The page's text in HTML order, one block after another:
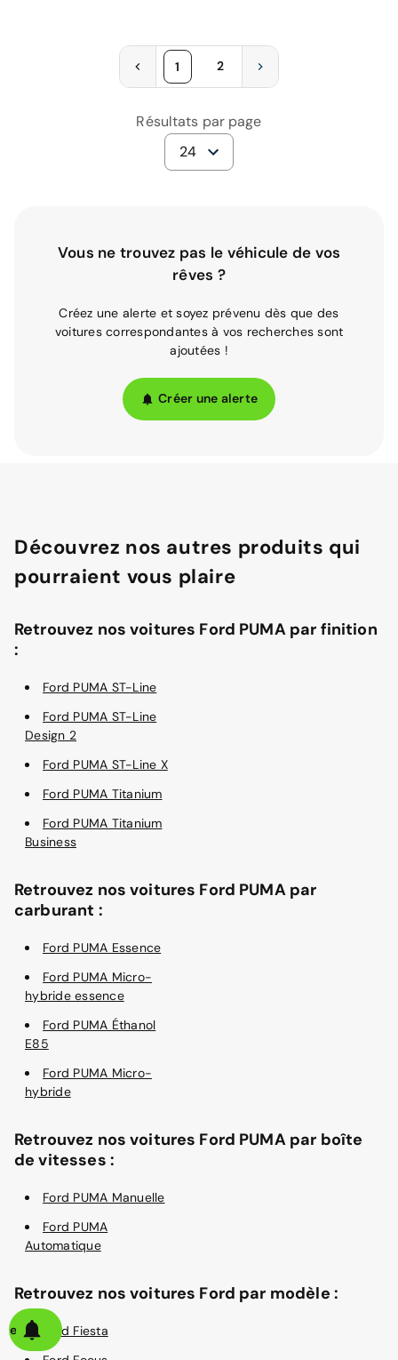
1 2
Résultats par page
24
Vous ne trouvez pas le véhicule de vos
rêves ?
Créez une alerte et soyez prévenu dès que des
voitures correspondantes à vos recherches sont
ajoutées !
Créer une alerte
Découvrez nos autres produits qui
pourraient vous plaire
Retrouvez nos voitures Ford PUMA par finition
:
Ford PUMA ST-Line
Ford PUMA ST-Line
Design 2
Ford PUMA ST-Line X
Ford PUMA Titanium
Ford PUMA Titanium
Business
Retrouvez nos voitures Ford PUMA par
carburant :
Ford PUMA Essence
Ford PUMA Micro-
hybride essence
Ford PUMA Éthanol
E85
Ford PUMA Micro-
hybride
Retrouvez nos voitures Ford PUMA par boîte
de vitesses :
Ford PUMA Manuelle
Ford PUMA
Automatique
Retrouvez nos voitures Ford par modèle :
Ford Fiesta